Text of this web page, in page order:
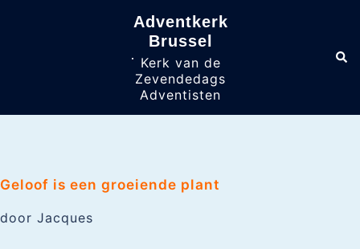
Adventkerk
Brussel
Kerk van de
Zevendedags
Adventisten
Geloof is een groeiende plant
door Jacques